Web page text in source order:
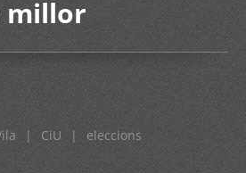
millor
| CiU | eleccions